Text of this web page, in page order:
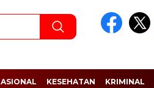
KESEHATAN KRIMINAL